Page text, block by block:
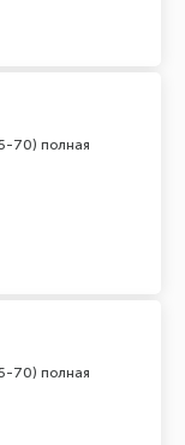
70) полная
70) полная